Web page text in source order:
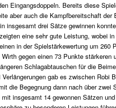
Eingangsdoppeln. Bereits diese
aber auch die Kampfbereitschaft
insgesamt drei Sätze gewinnen
eine sehr gute Leistung, wobei
in der Spielstärkewertung um
gegen einen 73 Punkte
Schlagabtauschen für die
gab es zwischen Robi
die Begegnung dann nach über zwei
insgesamt 14 gewonnen Sätzen